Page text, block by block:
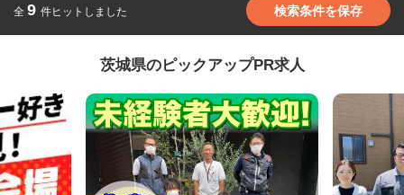
全 9 件ヒットしました 検索条件を保存
茨城県のピックアップPR求人